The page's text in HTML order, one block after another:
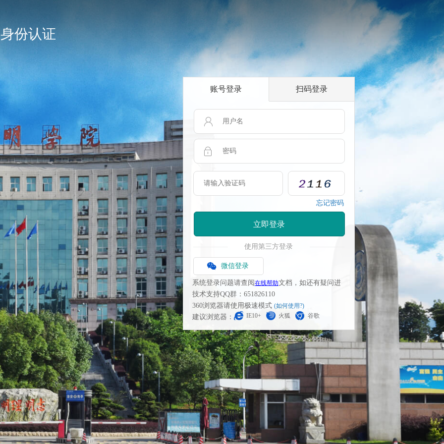
份认证
账号登录 扫码登录
忘记密码
立即登录
使用第三方登录
微信登录
系统登录问题请查阅在线帮助文档，如还有疑问进
技术支持QQ群：651826110
360浏览器请使用极速模式 (如何使用?)
建议浏览器： IE10+ 火狐 谷歌